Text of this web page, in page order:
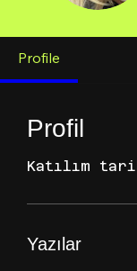
Profile
Profil
Katılım
Yazılar